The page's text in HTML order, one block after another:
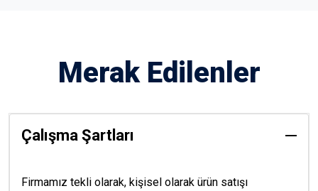
Merak Edilenler
Çalışma Şartları
Firmamız tekli olarak, kişisel olarak ürün satışı